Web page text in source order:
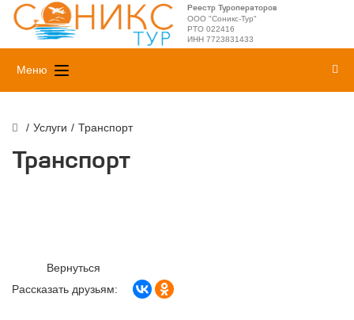
Реестр Туроператоров
ООО "Соникс-Тур"
РТО 022416
ИНН 7723831433
Меню
/ Услуги / Транспорт
Транспорт
Вернуться
Рассказать друзьям: